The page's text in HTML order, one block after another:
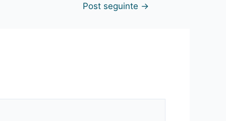
Post seguinte →